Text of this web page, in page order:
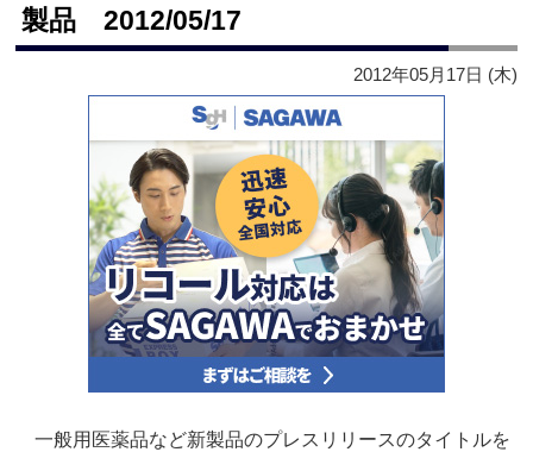
製品 2012/05/17
2012年05月17日 (木)
一般用医薬品など新製品のプレスリリースのタイトルを